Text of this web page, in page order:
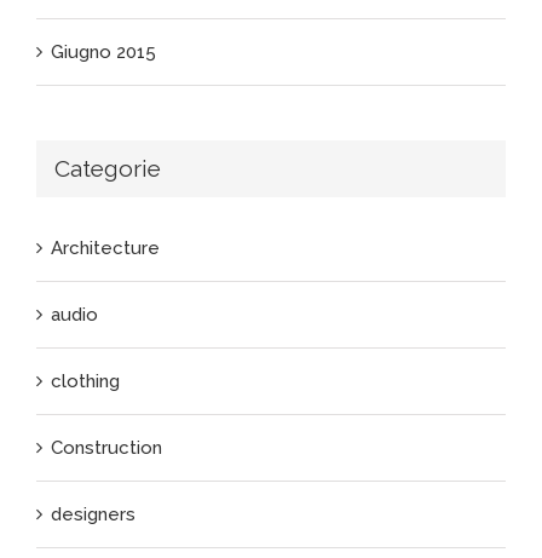
Giugno 2015
Categorie
Architecture
audio
clothing
Construction
designers